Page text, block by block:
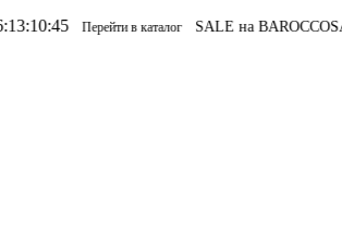
Перейти в каталог SALE на BAROCCOSALE на